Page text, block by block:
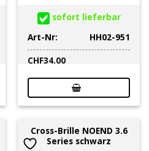
sofort lieferbar
Art-Nr:
HH02-951
CHF34.00
Cross-Brille NOEND 3.6
Series schwarz